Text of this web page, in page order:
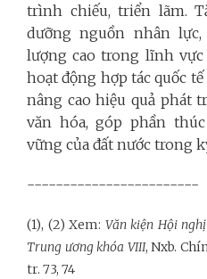
trình chiếu, triển lãm.
dưỡng nguồn nhân
lượng cao trong lĩnh vực
hoạt động hợp tác quốc
nâng cao hiệu quả phát
văn hóa, góp phần
vững của đất nước trong
------------------------
(1), (2) Xem: Văn kiện Hội
Trung ương khóa VIII, Nxb.
tr. 73, 74